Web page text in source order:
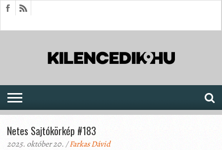
Netes Sajtókörkép #183
2025. október 20. /Farkas Dávid